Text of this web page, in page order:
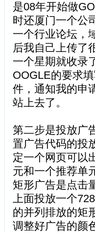
是08年开始做
时还厦门一个公
一个行业论坛，
后我自己上传了
一个星期就收录
OOGLE的要求
件，通知我的申
站上去了。
第二步是投放广
置广告代码的投
定一个网页可以
元和一个推荐单
矩形广告是点击
上面投放一个
的并列排放的矩
调整好广告的颜